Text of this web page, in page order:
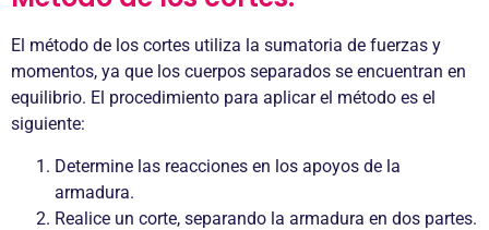
El método de los cortes utiliza la sumatoria de fuerzas y
momentos, ya que los cuerpos separados se encuentran en
equilibrio. El procedimiento para aplicar el método es el
siguiente:
Determine las reacciones en los apoyos de la
armadura.
Realice un corte, separando la armadura en dos partes.